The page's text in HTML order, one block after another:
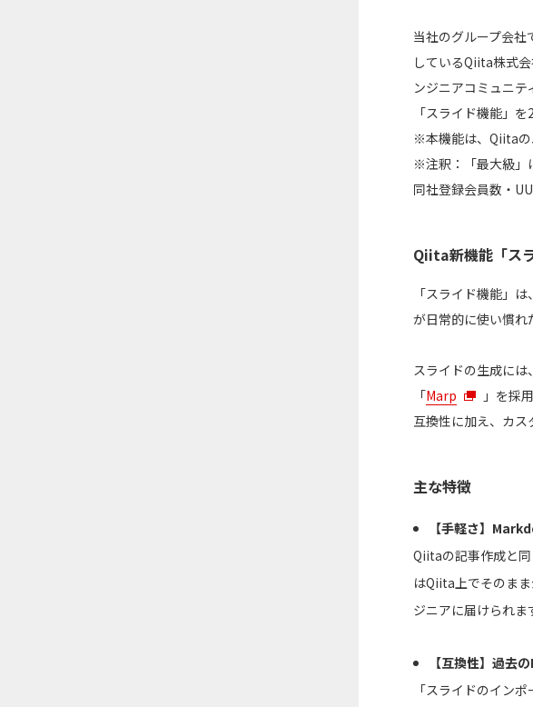
当社のグループ会
しているQiita株式
ンジニアコミュニ
「スライド機能」
※本機能は、Qiitaの
※注釈：「最大級」
同社登録会員数・
Qiita新機能「ス
「スライド機能」
が日常的に使い慣れ
スライドの生成に
「Marp
」を採
互換性に加え、カス
主な特徴
【手軽さ】
Qiitaの記事作成と
はQiita上でそのま
ジニアに届けられま
【互換性】過去
「スライドのイン